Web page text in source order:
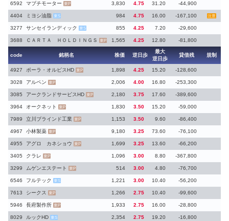
6592 マブチモーター 東P 3,830 4.75 31.20 -44,900
4404 ミヨシ油脂 東S 984 4.75 16.00 -167,100 注意
3277 サンセイランディック 東S 855 4.25 7.20 -29,600
3688 ＣＡＲＴＡ ＨＯＬＤＩＮＧＳ 東P 1,565 4.25 12.80 -81,800
code 銘柄名 株価 逆日歩
最大
逆日歩
貸借残 規制
4927 ポーラ・オルビスHD 東P 1,898 4.25 15.20 -128,600
3028 アルペン 東P 2,006 4.00 16.80 -253,300
3085 アークランドサービスHD 東P 2,180 3.75 17.60 -389,600
3964 オークネット 東P 1,830 3.50 15.20 -59,000
7989 立川ブラインド工業 東P 1,153 3.50 9.60 -86,400
4967 小林製薬 東P 9,180 3.25 73.60 -76,100
4955 アグロ カネショウ 東P 1,699 3.25 13.60 -66,200
3405 クラレ 東P 1,096 3.00 8.80 -367,800
3299 ムゲンエステート 東P 514 3.00 4.80 -76,700
6546 フルテック 東S 1,221 3.00 10.40 -56,200
7613 シークス 東P 1,266 2.75 10.40 -99,600
5946 長府製作所 東P 1,933 2.75 16.00 -28,800
8029 ルックHD 東S 2,354 2.75 19.20 -16,800